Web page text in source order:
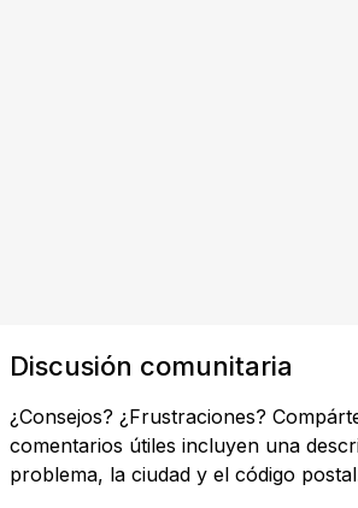
Discusión comunitaria
¿Consejos? ¿Frustraciones?
comentarios útiles incluyen una
problema, la ciudad y el código